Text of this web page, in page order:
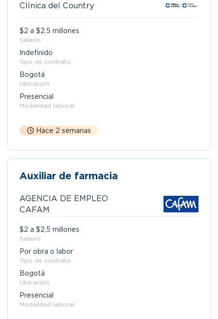
Clínica del Country
$2 a $2,5 millones
Salario
Indefinido
Tipo de contrato
Bogotá
Ubicación
Presencial
Modalidad laboral
Hace 2 semanas
Auxiliar de farmacia
AGENCIA DE EMPLEO
CAFAM
$2 a $2,5 millones
Salario
Por obra o labor
Tipo de contrato
Bogotá
Ubicación
Presencial
Modalidad laboral